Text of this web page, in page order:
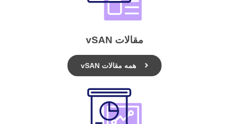
مقالات vSAN
همه مقالات vSAN